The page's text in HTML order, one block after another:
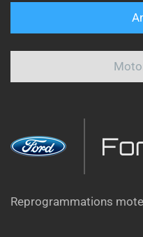
Reprogrammations